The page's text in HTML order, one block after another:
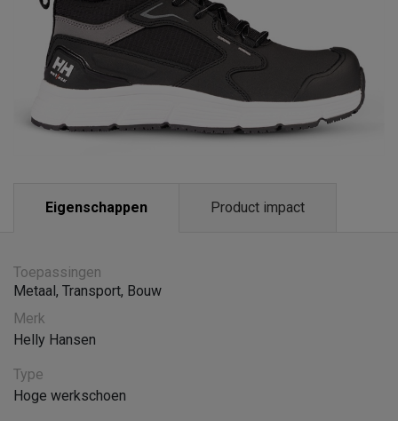
Eigenschappen Product impact
Toepassingen
Metaal , Transport, Bouw
Merk
Helly Hansen
Type
Hoge werkschoen